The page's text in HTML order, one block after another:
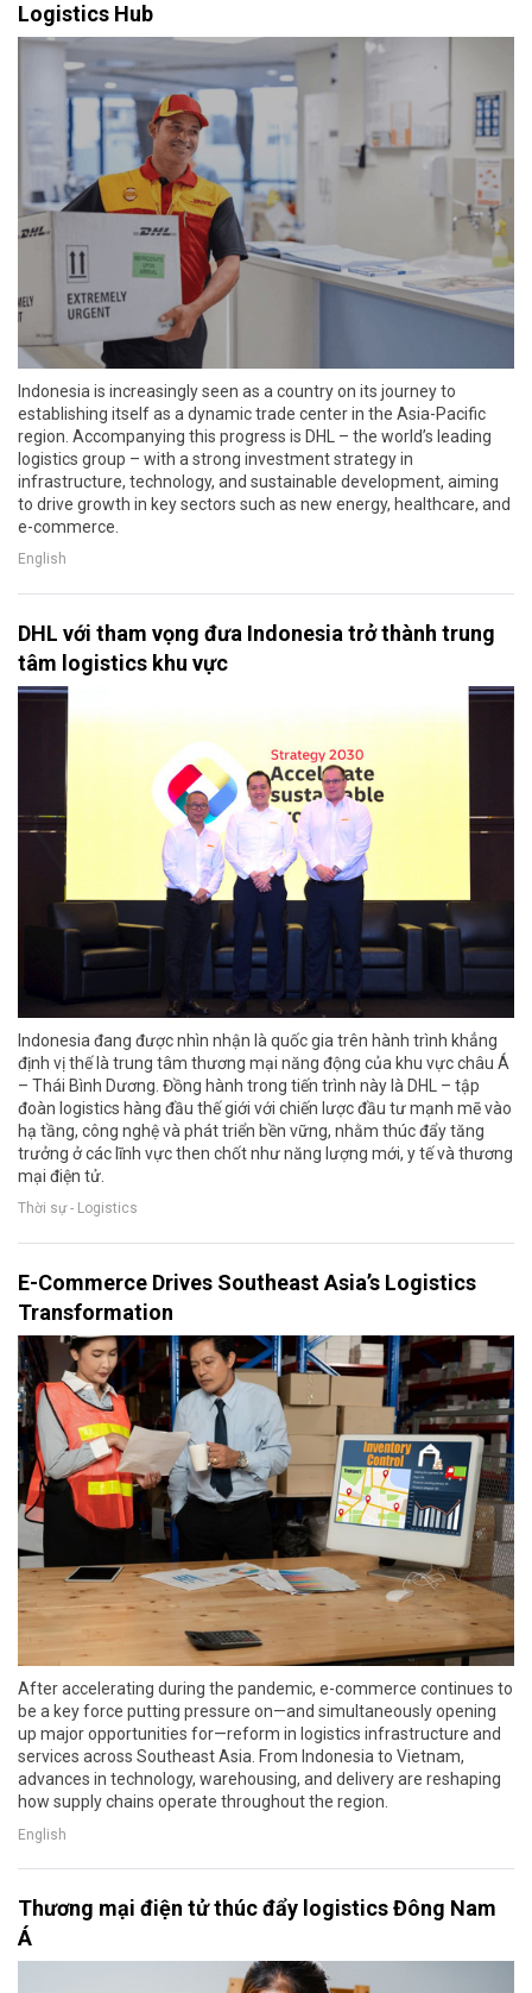
Logistics Hub
Indonesia is increasingly seen as a country on its journey to
establishing itself as a dynamic trade center in the Asia-Pacific
region. Accompanying this progress is DHL – the world’s leading
logistics group – with a strong investment strategy in
infrastructure, technology, and sustainable development, aiming
to drive growth in key sectors such as new energy, healthcare, and
e-commerce.
English
DHL với tham vọng đưa Indonesia trở thành trung
tâm logistics khu vực
Indonesia đang được nhìn nhận là quốc gia trên hành trình khẳng
định vị thế là trung tâm thương mại năng động của khu vực châu Á
– Thái Bình Dương. Đồng hành trong tiến trình này là DHL – tập
đoàn logistics hàng đầu thế giới với chiến lược đầu tư mạnh mẽ vào
hạ tầng, công nghệ và phát triển bền vững, nhằm thúc đẩy tăng
trưởng ở các lĩnh vực then chốt như năng lượng mới, y tế và thương
mại điện tử.
Thời sự - Logistics
E-Commerce Drives Southeast Asia’s Logistics
Transformation
After accelerating during the pandemic, e-commerce continues to
be a key force putting pressure on—and simultaneously opening
up major opportunities for—reform in logistics infrastructure and
services across Southeast Asia. From Indonesia to Vietnam,
advances in technology, warehousing, and delivery are reshaping
how supply chains operate throughout the region.
English
Thương mại điện tử thúc đẩy logistics Đông Nam
Á